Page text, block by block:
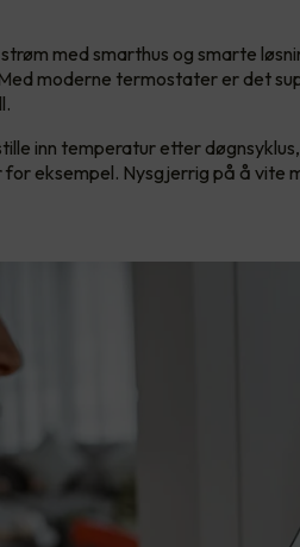
med smarthus og smarte
moderne termostater er det
inn temperatur etter
for eksempel. Nysgjerrig på å vite